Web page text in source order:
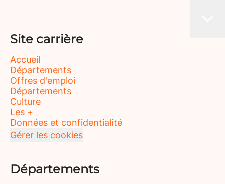
Site carrière
Accueil
Départements
Offres d'emploi
Départements
Culture
Les +
Données et confidentialité
Gérer les cookies
Départements